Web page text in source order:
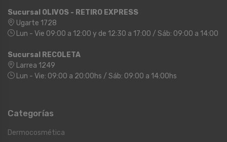
Sucursal OLIVOS - RETIRO EXPRESS
Ugarte 1728
Lun - Vie 09:00 a 12:00 y de 12:30 a 17:00 / Sáb: 09:00 a 14:00
Sucursal RECOLETA
Larrea 1249
Lun - Vie: 09:00 a 20:00hs / Sáb: 09:00 a 14:00hs
Categorías
Dermocosmética